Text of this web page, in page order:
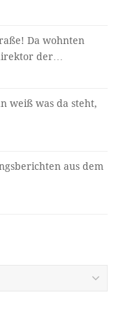
Da wohnten
der…
weiß was da steht,
aus dem